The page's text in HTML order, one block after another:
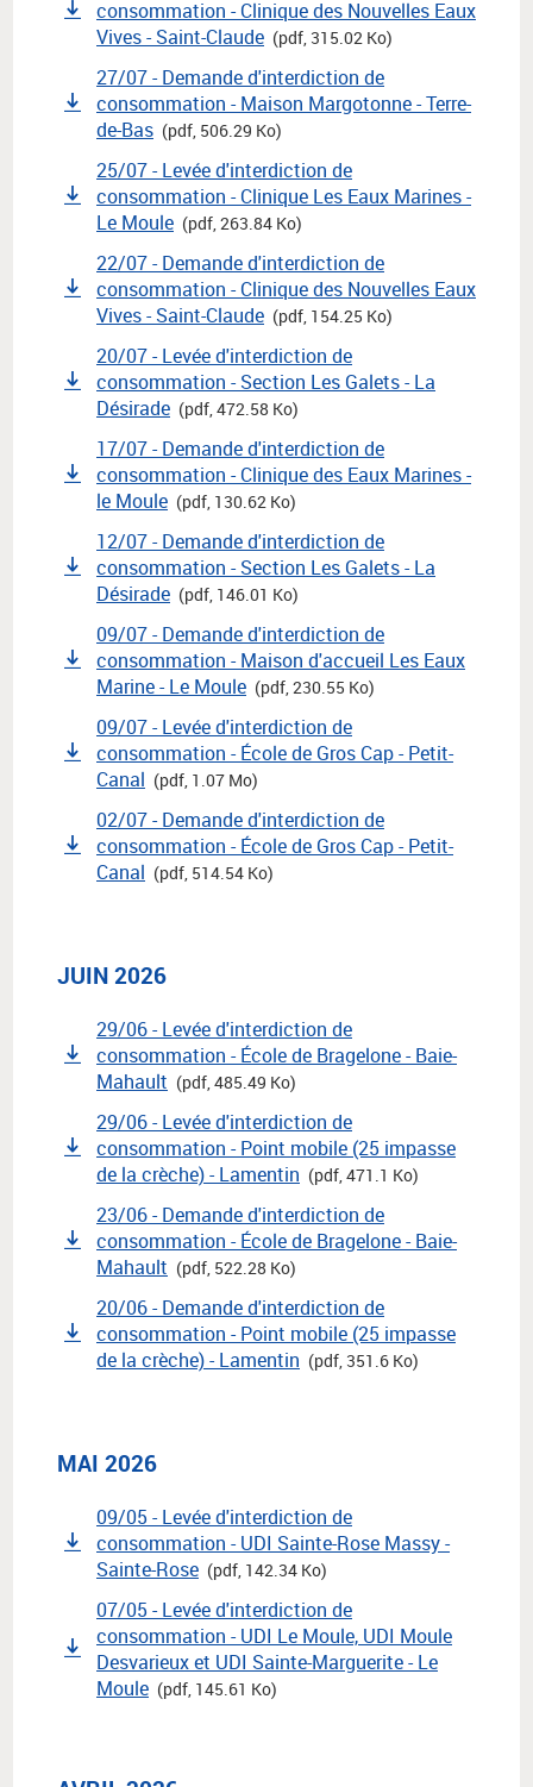
consommation - Clinique des Nouvelles Eaux
Vives - Saint-Claude (pdf, 315.02 Ko)
27/07 - Demande d'interdiction de
consommation - Maison Margotonne - Terre-
de-Bas (pdf, 506.29 Ko)
25/07 - Levée d'interdiction de
consommation - Clinique Les Eaux Marines -
Le Moule (pdf, 263.84 Ko)
22/07 - Demande d'interdiction de
consommation - Clinique des Nouvelles Eaux
Vives - Saint-Claude (pdf, 154.25 Ko)
20/07 - Levée d'interdiction de
consommation - Section Les Galets - La
Désirade (pdf, 472.58 Ko)
17/07 - Demande d'interdiction de
consommation - Clinique des Eaux Marines -
le Moule (pdf, 130.62 Ko)
12/07 - Demande d'interdiction de
consommation - Section Les Galets - La
Désirade (pdf, 146.01 Ko)
09/07 - Demande d'interdiction de
consommation - Maison d'accueil Les Eaux
Marine - Le Moule (pdf, 230.55 Ko)
09/07 - Levée d'interdiction de
consommation - École de Gros Cap - Petit-
Canal (pdf, 1.07 Mo)
02/07 - Demande d'interdiction de
consommation - École de Gros Cap - Petit-
Canal (pdf, 514.54 Ko)
JUIN 2026
29/06 - Levée d'interdiction de
consommation - École de Bragelone - Baie-
Mahault (pdf, 485.49 Ko)
29/06 - Levée d'interdiction de
consommation - Point mobile (25 impasse
de la crèche) - Lamentin (pdf, 471.1 Ko)
23/06 - Demande d'interdiction de
consommation - École de Bragelone - Baie-
Mahault (pdf, 522.28 Ko)
20/06 - Demande d'interdiction de
consommation - Point mobile (25 impasse
de la crèche) - Lamentin (pdf, 351.6 Ko)
MAI 2026
09/05 - Levée d'interdiction de
consommation - UDI Sainte-Rose Massy -
Sainte-Rose (pdf, 142.34 Ko)
07/05 - Levée d'interdiction de
consommation - UDI Le Moule, UDI Moule
Desvarieux et UDI Sainte-Marguerite - Le
Moule (pdf, 145.61 Ko)